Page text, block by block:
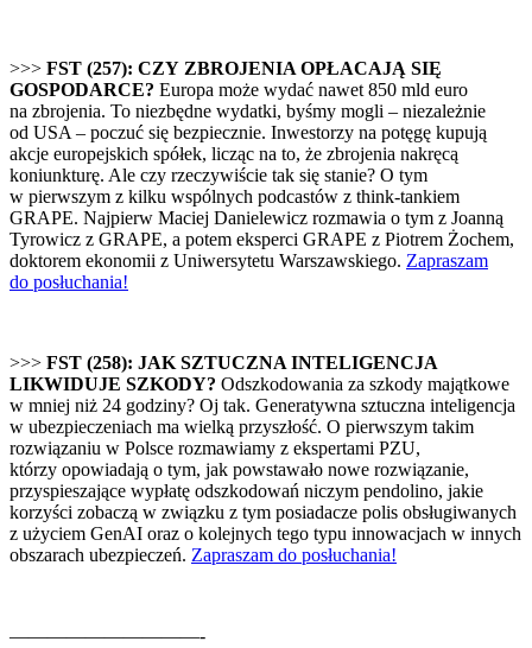
>>> FST (257): CZY ZBROJENIA OPŁACAJĄ SIĘ
GOSPODARCE? Europa może wydać nawet 850 mld euro
na zbrojenia. To niezbędne wydatki, byśmy mogli – niezależnie
od USA – poczuć się bezpiecznie. Inwestorzy na potęgę kupują
akcje europejskich spółek, licząc na to, że zbrojenia nakręcą
koniunkturę. Ale czy rzeczywiście tak się stanie? O tym
w pierwszym z kilku wspólnych podcastów z think-tankiem
GRAPE. Najpierw Maciej Danielewicz rozmawia o tym z Joanną
Tyrowicz z GRAPE, a potem eksperci GRAPE z Piotrem Żochem,
doktorem ekonomii z Uniwersytetu Warszawskiego. Zapraszam
do posłuchania!
>>> FST (258): JAK SZTUCZNA INTELIGENCJA
LIKWIDUJE SZKODY? Odszkodowania za szkody majątkowe
w mniej niż 24 godziny? Oj tak. Generatywna sztuczna inteligencja
w ubezpieczeniach ma wielką przyszłość. O pierwszym takim
rozwiązaniu w Polsce rozmawiamy z ekspertami PZU,
którzy opowiadają o tym, jak powstawało nowe rozwiązanie,
przyspieszające wypłatę odszkodowań niczym pendolino, jakie
korzyści zobaczą w związku z tym posiadacze polis obsługiwanych
z użyciem GenAI oraz o kolejnych tego typu innowacjach w innych
obszarach ubezpieczeń. Zapraszam do posłuchania!
——————————-